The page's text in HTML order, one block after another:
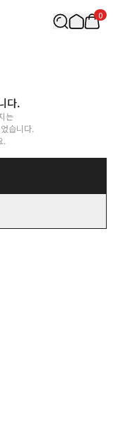
0
다.
는
습니다.
.